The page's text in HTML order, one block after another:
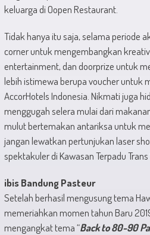
keluarga di Oopen Restaurant.
Tidak hanya itu saja, selama periode
corner untuk mengembangkan
entertainment, dan doorprize untuk
lebih istimewa berupa voucher untuk
AccorHotels Indonesia. Nikmati juga
menggugah selera mulai dari
mulut bertemakan antariksa untuk
jangan lewatkan pertunjukan laser
spektakuler di Kawasan Terpadu
ibis Bandung Pasteur
Setelah berhasil mengusung tema
memeriahkan momen tahun Baru
mengangkat tema “Back to 80-90